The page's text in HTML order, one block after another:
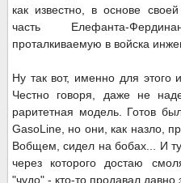
как известно, в основе
часть Елефанта-
проталкиваемую в войска
Ну так вот, именно для этого
Честно говоря, даже не
раритетная модель. Готов
GasoLine, но они, как назло,
Вобщем, сидел на бобах... И
через которого достаю
"чудо" - кто-то продавал давно